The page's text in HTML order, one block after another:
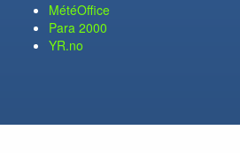
MétéOffice
Para 2000
YR.no